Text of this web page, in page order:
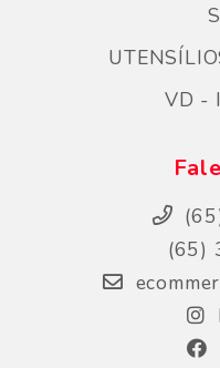
VD -
(65)